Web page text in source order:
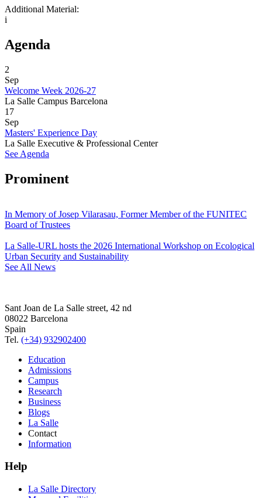
Additional Material:
i
Agenda
2
Sep
Welcome Week 2026-27
La Salle Campus Barcelona
17
Sep
Masters' Experience Day
La Salle Executive & Professional Center
See Agenda
Prominent
In Memory of Josep Vilarasau, Former Member of the FUNITEC
Board of Trustees
La Salle-URL hosts the 2026 International Workshop on Ecological
Urban Security and Sustainability
See All News
Sant Joan de La Salle street, 42 nd
08022 Barcelona
Spain
Tel. (+34) 932902400
Education
Admissions
Campus
Research
Business
Blogs
La Salle
Contact
Information
Help
La Salle Directory